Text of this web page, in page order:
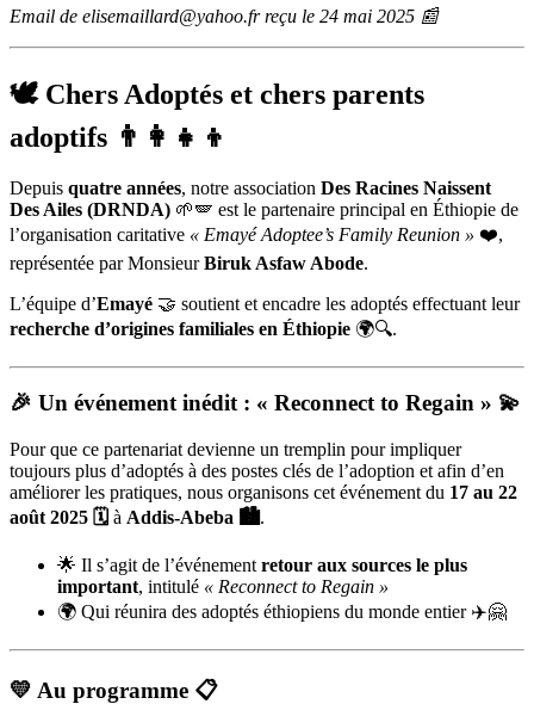
Email de elisemaillard@yahoo.fr reçu le 24 mai 2025 📰
🕊️ Chers Adoptés et chers parents
adoptifs 👨‍👩‍👧‍👦
Depuis quatre années, notre association Des Racines Naissent
Des Ailes (DRNDA) 🌱🪽 est le partenaire principal en Éthiopie de
l’organisation caritative « Emayé Adoptee’s Family Reunion » ❤️,
représentée par MonsieurBiruk Asfaw Abode.
L’équipe d’Emayé 🤝 soutient et encadre les adoptés effectuant leur
recherche d’origines familiales en Éthiopie 🌍🔍.
🎉 Un événement inédit : « Reconnect to Regain » 💫
Pour que ce partenariat devienne un tremplin pour impliquer
toujours plus d’adoptés à des postes clés de l’adoption et afin d’en
améliorer les pratiques, nous organisons cet événement du 17 au 22
août 2025 🗓️ à Addis-Abeba 🏙️.
🌟 Il s’agit de l’événement retour aux sources le plus
important, intitulé « Reconnect to Regain »
🌍 Qui réunira des adoptés éthiopiens du monde entier ✈️🤗
💛 Au programme 📋